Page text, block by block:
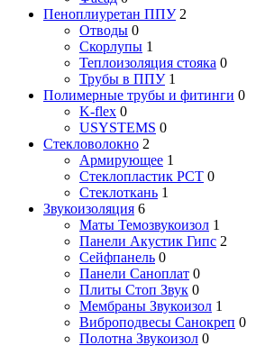
Пеноплиуретан ППУ 2
Отводы 0
Скорлупы 1
Теплоизоляция стояка 0
Трубы в ППУ 1
Полимерные трубы и фитинги 0
K-flex 0
USYSTEMS 0
Стекловолокно 2
Армирующее 1
Стеклопластик РСТ 0
Стеклоткань 1
Звукоизоляция 6
Маты Темозвукоизол 1
Панели Акустик Гипс 2
Сейфпанель 0
Панели Саноплат 0
Плиты Стоп Звук 0
Мембраны Звукоизол 1
Виброподвесы Санокреп 0
Полотна Звукоизол 0